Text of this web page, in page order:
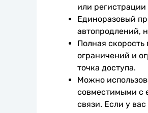
или регистрации
Единоразовый
автопродлений,
Полная
ограничений и
точка доступа.
Можно
совместимыми с
связи. Если у